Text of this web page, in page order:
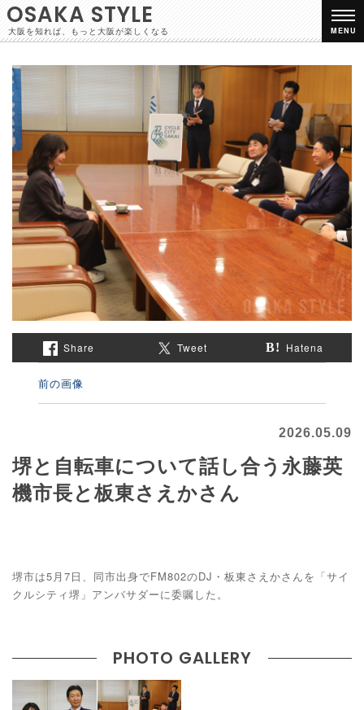
OSAKA STYLE
大阪を知れば、もっと大阪が楽しくなる MENU
Share Tweet Hatena
前の画像
2026.05.09
堺と自転車について話し合う永藤英
機市長と板東さえかさん
堺市は5月7日、同市出身でFM802のDJ・板東さえかさんを「サイ
クルシティ堺」アンバサダーに委嘱した。
PHOTO GALLERY